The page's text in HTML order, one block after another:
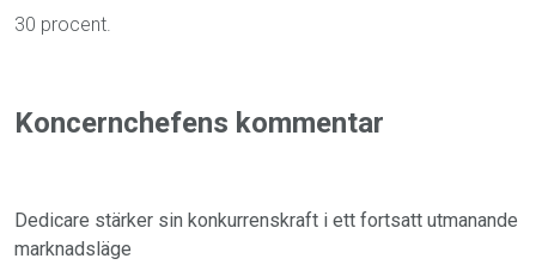
30 procent.
Koncernchefens kommentar
Dedicare stärker sin konkurrenskraft i ett fortsatt utmanande
marknadsläge